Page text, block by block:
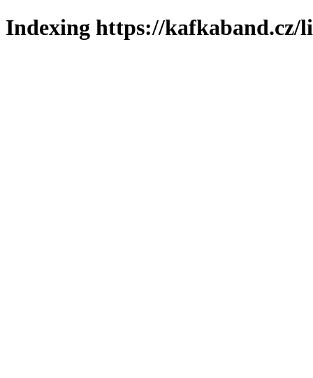
Indexing https://kafkaband.cz/